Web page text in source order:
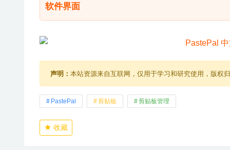
软件界面
声明： 本站资源来自互联网，仅用于学习和研究使用，版权
PastePal 剪贴板 剪贴板管理
收藏